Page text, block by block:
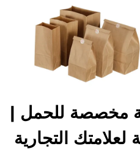
مخصصة للحمل |
التجارية